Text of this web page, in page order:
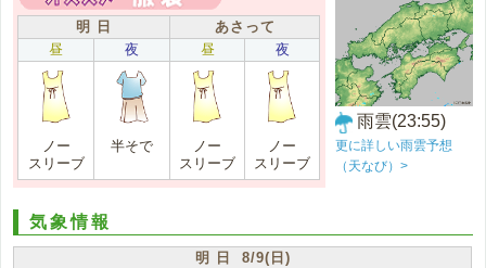
明 日
あさって
昼
夜 昼 夜
ノー
スリーブ
半そで
ノー
スリーブ
ノー
スリーブ
雨雲(23:55)
更に詳しい雨雲予想
（天なび）>
気象情報
明 日 8/9(日)